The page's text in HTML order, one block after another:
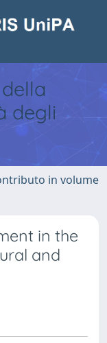
degli
in volume
in the
and